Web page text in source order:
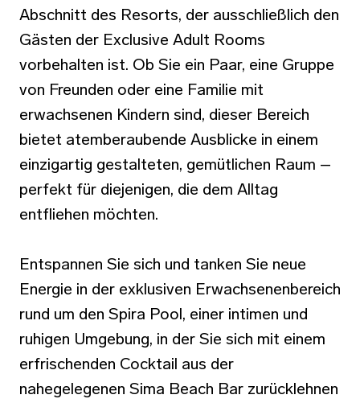
Abschnitt des Resorts, der ausschließlich den
Gästen der Exclusive Adult Rooms
vorbehalten ist. Ob Sie ein Paar, eine Gruppe
von Freunden oder eine Familie mit
erwachsenen Kindern sind, dieser Bereich
bietet atemberaubende Ausblicke in einem
einzigartig gestalteten, gemütlichen Raum –
perfekt für diejenigen, die dem Alltag
entfliehen möchten.
Entspannen Sie sich und tanken Sie neue
Energie in der exklusiven Erwachsenenbereich
rund um den Spira Pool, einer intimen und
ruhigen Umgebung, in der Sie sich mit einem
erfrischenden Cocktail aus der
nahegelegenen Sima Beach Bar zurücklehnen